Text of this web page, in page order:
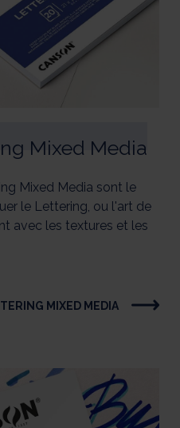
Mixed Media
Mixed Media sont le
le Lettering, ou l'art de
avec les textures et les
MIXED MEDIA